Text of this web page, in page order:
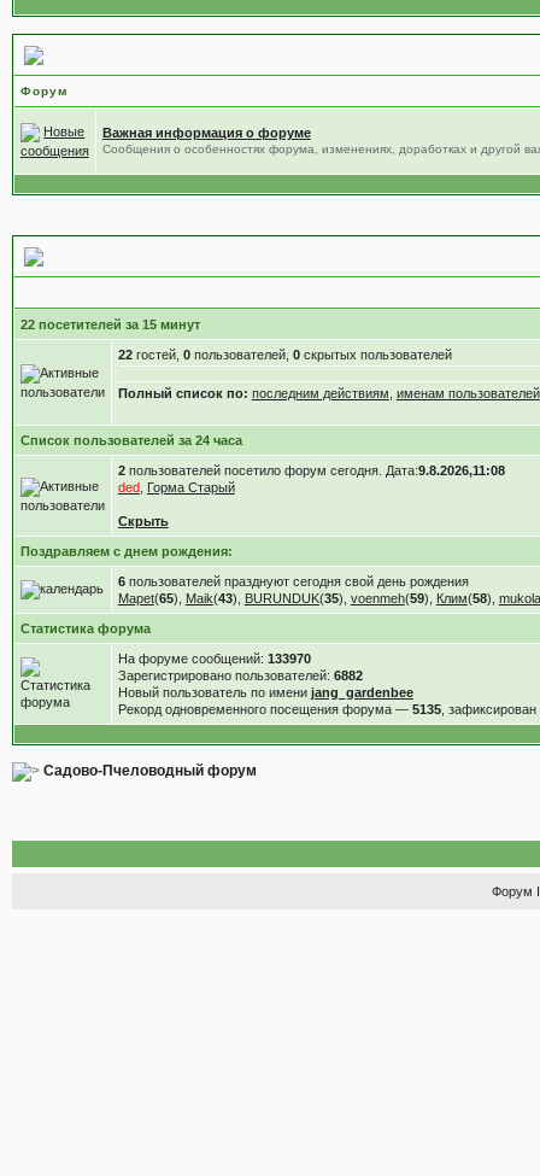
Форум
Важная информация о форуме
Сообщения о особенностях форума, изменениях, доработках и другой
22 посетителей за 15 минут
22гостей, 0пользователей, 0скрытых пользователей
Полный список по: последним действиям именам пользователей
Список пользователей за 24 часа
2пользователей посетило форум сегодня. Дата:9.8.2026,11:08
ded, Горма Старый
Скрыть
Поздравляем с днем рождения:
6пользователей празднуют сегодня свой день рождения
Mapet(65), Maik(43), BURUNDUK(35), voenmeh(59), Клим(58),
Статистика форума
На форуме сообщений: 133970
Зарегистрировано пользователей: 6882
Новый пользователь по имени jang_gardenbee
Рекорд одновременного посещения форума — 5135,
Садово-Пчеловодный форум
Форум